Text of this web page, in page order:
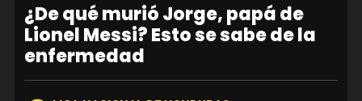
¿De qué murió Jorge, papá de
Lionel Messi? Esto se sabe de la
enfermedad